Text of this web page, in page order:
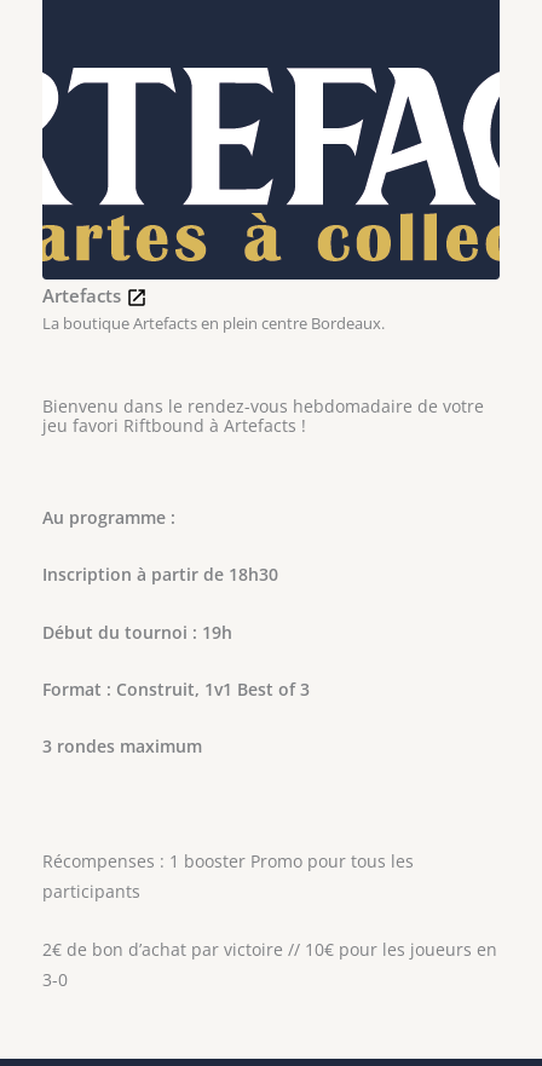
Artefacts
La boutique Artefacts en plein centre Bordeaux.
Bienvenu dans le rendez-vous hebdomadaire de votre
jeu favori Riftbound à Artefacts !
Au programme :
Inscription à partir de 18h30
Début du tournoi : 19h
Format : Construit, 1v1 Best of 3
3 rondes maximum
Récompenses : 1 booster Promo pour tous les
participants
2€ de bon d’achat par victoire // 10€ pour les joueurs en
3-0